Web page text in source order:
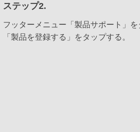
ステップ2.
フッターメニュー「製品サポート」を
「製品を登録する」をタップする。